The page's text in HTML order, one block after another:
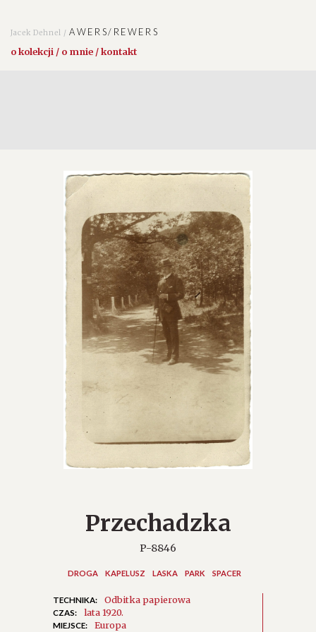
Jacek Dehnel /AWERS/REWERS
o kolekcji / o mnie / kontakt
Przechadzka
P-8846
DROGA KAPELUSZ LASKA PARK SPACER
TECHNIKA: Odbitka papierowa
CZAS: lata 1920.
MIEJSCE: Europa